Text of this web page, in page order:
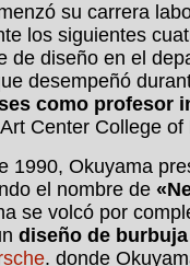
su carrera
los siguientes
de diseño en el
desempeñó
como profesor
Center College
1990, Okuyama
el nombre de
se volcó por
diseño de
. donde